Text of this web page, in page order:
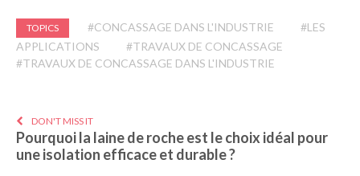
TOPICS #CONCASSAGE DANS L'INDUSTRIE
#LES
APPLICATIONS
#TRAVAUX DE CONCASSAGE
#TRAVAUX DE CONCASSAGE DANS L'INDUSTRIE
DON'T MISS IT
Pourquoi la laine de roche est le choix idéal pour
une isolation efficace et durable ?